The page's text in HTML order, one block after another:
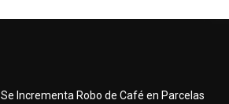
Se Incrementa Robo de Café en Parcelas